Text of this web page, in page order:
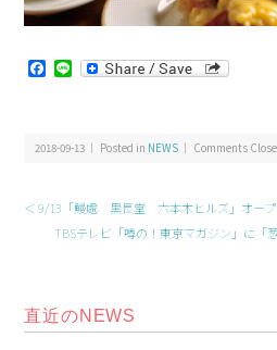
Facebook
Line
2018-09-13 ｜ Posted in NEWS ｜ Comments
＜ 9/13「鰻處 黒長堂 六本木ヒルズ」オープ
TBSテレビ「噂の！東京マガジン」に「
直近のNEWS